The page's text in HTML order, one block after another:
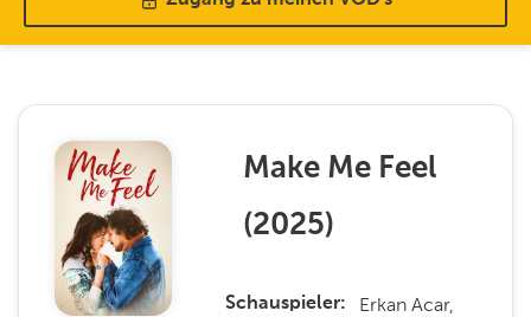
Make Me Feel
(2025)
Schauspieler
Erkan Acar,